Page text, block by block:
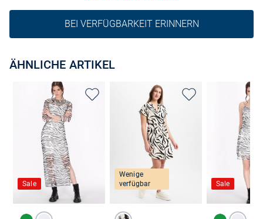
BEI VERFÜGBARKEIT ERINNERN
ÄHNLICHE ARTIKEL
Sale
Wenige
verfügbar
Sale